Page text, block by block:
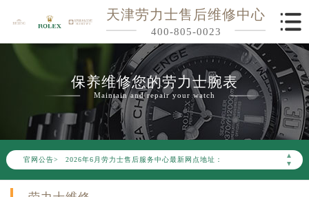
天津劳力士售后维修中心
400-805-0023
保养维修您的劳力士腕表
Maintain and repair your watch
官网公告>
▲
▼
2026年6月劳力士天津市售后服务网络优化升级公告
2026年6月天津市劳力士官方售后客户服务热线：400-805-0023
2026年6月劳力士售后服务中心最新网点地址：
天津市和平区赤峰道136号天津国际金融中心写字楼26层2603室（需提前预约）